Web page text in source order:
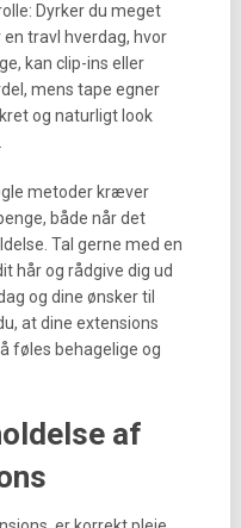
Dyrker du meget
travl hverdag, hvor
kan clip-ins eller
mens tape egner
og naturligt look
metoder kræver
både når det
Tal gerne med en
hår og rådgive dig ud
og dine ønsker til
at dine extensions
føles behagelige og
af